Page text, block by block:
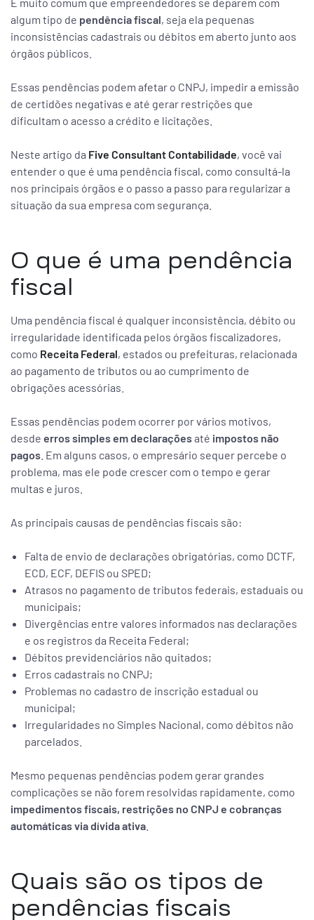
algum tipo de pendência fiscal, seja ela pequenas
inconsistências cadastrais ou débitos em aberto junto aos
órgãos públicos.
Essas pendências podem afetar o CNPJ, impedir a emissão
de certidões negativas e até gerar restrições que
dificultam o acesso a crédito e licitações.
Neste artigo da Five Consultant Contabilidade, você vai
entender o que é uma pendência fiscal, como consultá-la
nos principais órgãos e o passo a passo para regularizar a
situação da sua empresa com segurança.
O que é uma pendência
fiscal
Uma pendência fiscal é qualquer inconsistência, débito ou
irregularidade identificada pelos órgãos fiscalizadores,
como Receita Federal, estados ou prefeituras, relacionada
ao pagamento de tributos ou ao cumprimento de
obrigações acessórias.
Essas pendências podem ocorrer por vários motivos,
desde erros simples em declaraçõesaté impostos não
pagos . Em alguns casos, o empresário sequer percebe o
problema, mas ele pode crescer com o tempo e gerar
multas e juros.
As principais causas de pendências fiscais são:
Falta de envio de declarações obrigatórias, como DCTF,
ECD, ECF, DEFIS ou SPED;
Atrasos no pagamento de tributos federais, estaduais ou
municipais;
Divergências entre valores informados nas declarações
e os registros da Receita Federal;
Débitos previdenciários não quitados;
Erros cadastrais no CNPJ;
Problemas no cadastro de inscrição estadual ou
municipal;
Irregularidades no Simples Nacional, como débitos não
parcelados.
Mesmo pequenas pendências podem gerar grandes
complicações se não forem resolvidas rapidamente, como
impedimentos fiscais, restrições no CNPJ e cobranças
automáticas via dívida ativa
Quais são os tipos de
pendências fiscais